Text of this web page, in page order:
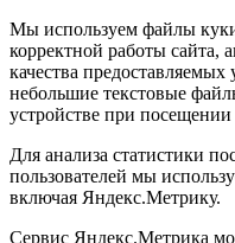
Мы используем файлы
корректной работы сайта,
качества
небольшие текстовые
устройстве при посещении
Для анализа статистики
пользователей мы
включая Яндекс.Метрику.
Сервис Яндекс.Метрика